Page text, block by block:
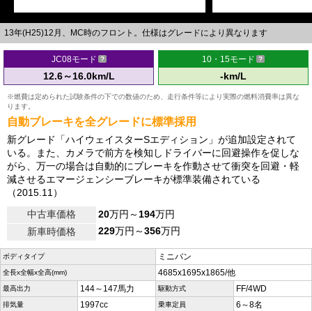
13年(H25)12月、MC時のフロント。仕様はグレードにより異なります
JC08モード
12.6～16.0km/L
10・15モード
-km/L
※燃費は定められた試験条件の下での数値のため、走行条件等により実際の燃料消費率は異な
ります。
自動ブレーキを全グレードに標準採用
新グレード「ハイウェイスターSエディション」が追加設定されて
いる。また、カメラで前方を検知しドライバーに回避操作を促しな
がら、万一の場合は自動的にブレーキを作動させて衝突を回避・軽
減させるエマージェンシーブレーキが標準装備されている
（2015.11）
中古車価格
20万円～194万円
新車時価格
229万円～356万円
ボディタイプ ミニバン
全長x全幅x全高(mm) 4685x1695x1865/他
最高出力 144～147馬力 駆動方式 FF/4WD
排気量 1997cc 乗車定員 6～8名